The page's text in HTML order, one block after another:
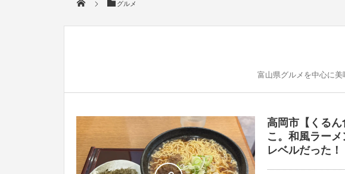
グルメ
富山県グルメを中心に美
高岡市【くる
こ。和風ラー
レベルだった！